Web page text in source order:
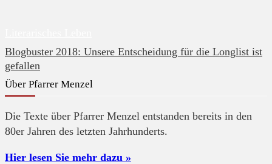
Blogbuster 2018: Unsere Entscheidung für die Longlist ist
gefallen
Über Pfarrer Menzel
Die Texte über Pfarrer Menzel entstanden bereits in den
80er Jahren des letzten Jahrhunderts.
Hier lesen Sie mehr dazu »